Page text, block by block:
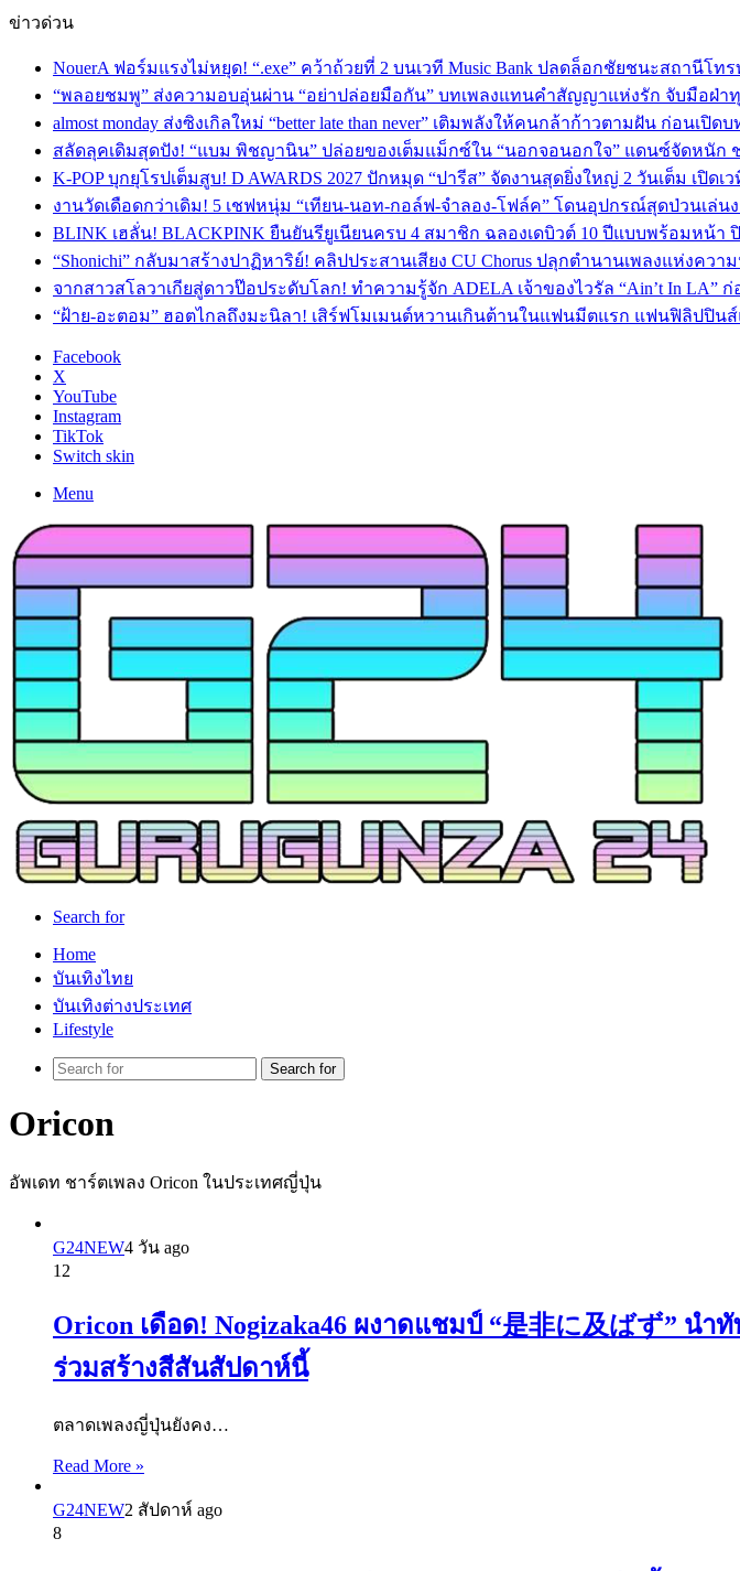
ข่าวด่วน
NouerA ฟอร์มแรงไม่หยุด! “.exe” คว้าถ้วยที่ 2 บนเวที Music Bank ปลดล็อกชัยชนะสถานีโ
“พลอยชมพู” ส่งความอบอุ่นผ่าน “อย่าปล่อยมือกัน” บทเพลงแทนคำสัญญาแห่งรัก จับมือฝ่า
almost monday ส่งซิงเกิลใหม่ “better late than never” เติมพลังให้คนกล้าก้าวตามฝัน ก่อนเปิ
สลัดลุคเดิมสุดปัง! “แบม พิชญานิน” ปล่อยของเต็มแม็กซ์ใน “นอกจอนอกใจ” แดนซ์จัดหนัก
K-POP บุกยุโรปเต็มสูบ! D AWARDS 2027 ปักหมุด “ปารีส” จัดงานสุดยิ่งใหญ่ 2 วันเต็ม เปิด
งานวัดเดือดกว่าเดิม! 5 เชฟหนุ่ม “เทียน-นอท-กอล์ฟ-จำลอง-โฟล์ค” โดนอุปกรณ์สุดป่วนเล่นง
BLINK เฮลั่น! BLACKPINK ยืนยันรียูเนียนครบ 4 สมาชิก ฉลองเดบิวต์ 10 ปีแบบพร้อมหน้า
“Shonichi” กลับมาสร้างปาฏิหาริย์! คลิปประสานเสียง CU Chorus ปลุกตำนานเพลงแห่งค
จากสาวสโลวาเกียสู่ดาวป๊อประดับโลก! ทำความรู้จัก ADELA เจ้าของไวรัล “Ain’t In LA”
“ฝ้าย-อะตอม” ฮอตไกลถึงมะนิลา! เสิร์ฟโมเมนต์หวานเกินต้านในแฟนมีตแรก แฟนฟิลิปปิน
Facebook
X
YouTube
Instagram
TikTok
Switch skin
Menu
Search for
Home
บันเทิงไทย
บันเทิงต่างประเทศ
Lifestyle
Search for
Oricon
อัพเดท ชาร์ตเพลง Oricon ในประเทศญี่ปุ่น
G24NEW4 วัน ago
12
Oricon เดือด! Nogizaka46 ผงาดแชมป์ “是非に及ばず” น
ร่วมสร้างสีสันสัปดาห์นี้
ตลาดเพลงญี่ปุ่นยังคง…
Read More »
G24NEW2 สัปดาห์ ago
8